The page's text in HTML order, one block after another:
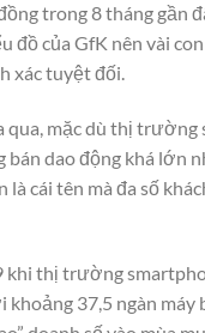
trong 8 tháng gần
đồ của GfK nên vài
xác tuyệt đối.
qua, mặc dù thị trường
bán dao động khá lớn
là cái tên mà đa số
khi thị trường
37,5 ngàn máy